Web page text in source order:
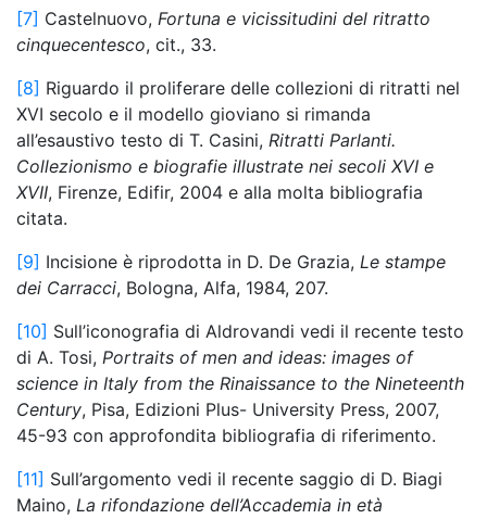
[7] Castelnuovo, Fortuna e vicissitudini del ritratto
cinquecentesco, cit., 33.
[8] Riguardo il proliferare delle collezioni di ritratti nel
XVI secolo e il modello gioviano si rimanda
all’esaustivo testo di T. Casini, Ritratti Parlanti.
Collezionismo e biografie illustrate nei secoli XVI e
XVII, Firenze, Edifir, 2004 e alla molta bibliografia
citata.
[9] Incisione è riprodotta in D. De Grazia, Le stampe
dei Carracci, Bologna, Alfa, 1984, 207.
[10] Sull’iconografia di Aldrovandi vedi il recente testo
di A. Tosi, Portraits of men and ideas: images of
science in Italy from the Rinaissance to the Nineteenth
Century, Pisa, Edizioni Plus- University Press, 2007,
45-93 con approfondita bibliografia di riferimento.
[11] Sull’argomento vedi il recente saggio di D. Biagi
Maino, La rifondazione dell’Accademia in età